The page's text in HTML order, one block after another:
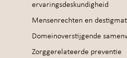
ervaringsdeskundigheid
Mensenrechten en
Domeinoverstijgende
Zorggerelateerde preventie